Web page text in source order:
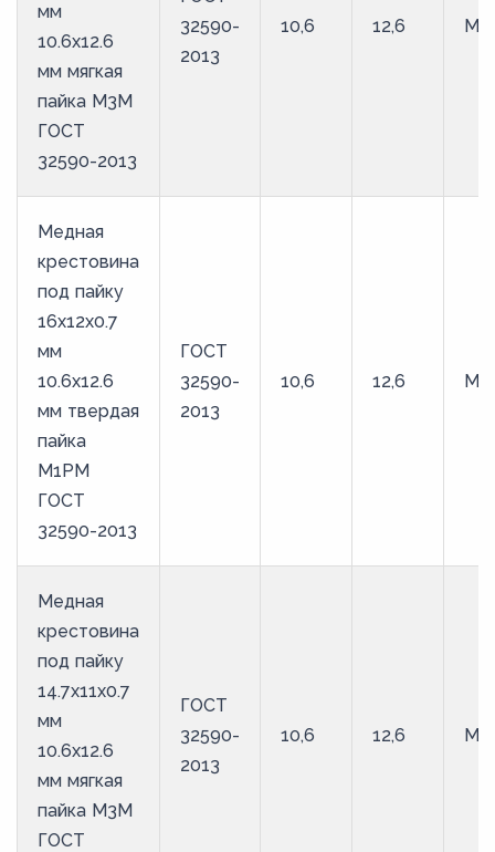
мм
10.6х12.6
мм мягкая
пайка М3М
ГОСТ
32590-2013
32590-
2013
10,6 12,6
Медная
крестовина
под пайку
16х12х0.7
мм
10.6х12.6
мм твердая
пайка
М1РМ
ГОСТ
32590-2013
ГОСТ
32590-
2013
10,6 12,6
Медная
крестовина
под пайку
14.7х11х0.7
мм
10.6х12.6
мм мягкая
пайка М3М
ГОСТ
ГОСТ
32590-
2013
10,6 12,6